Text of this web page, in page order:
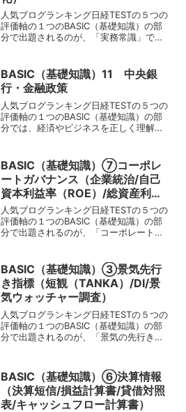
人気ブログランキング日経TESTの５つの
評価軸の１つのBASIC（基礎知識）の部
分で出題されるのが、「実務常識」で
いきます。日経TESTに関しては、以下の
リンク先をご確...
BASIC（基礎知識）11 中央銀
行・金融政策
人気ブログランキング日経TESTの５つの
評価軸の１つのBASIC（基礎知識）の部
分では、経済やビジネスを正しく理解す
われます。この評価軸で出題されるの
が、「中央銀行・金融...
BASIC（基礎知識）⑦コーポレ
ートガバナンス（企業統治/自己
資本利益率（ROE）/総資産利益
率（ROA））
人気ブログランキング日経TESTの５つの
評価軸の１つのBASIC（基礎知識）の部
分で出題されるのが、「コーポレートガ
が多いです。このページでは「コーポレ
ートガバナンス...
BASIC（基礎知識）③景気先行
き指標（短観（TANKA）/DI/景
気ウォッチャー調査）
人気ブログランキング日経TESTの５つの
評価軸の１つのBASIC（基礎知識）の部
分で出題されるのが、「景気の先行きを
TEST（日経経済知力テスト）とは？この
ページで...
BASIC（基礎知識）⑥決算情報
（決算短信/損益計算書/貸借対照
表/キャッシュフロー計算書）